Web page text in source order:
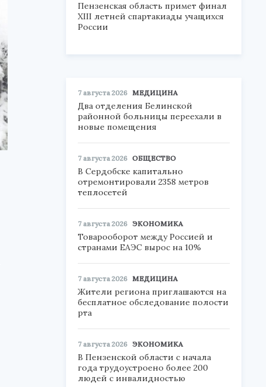
Пензенская область примет финал
XIII летней спартакиады учащихся
России
7 августа 2026 МЕДИЦИНА
Два отделения Белинской
районной больницы переехали в
новые помещения
7 августа 2026 ОБЩЕСТВО
В Сердобске капитально
отремонтировали 2358 метров
теплосетей
7 августа 2026 ЭКОНОМИКА
Товарооборот между Россией и
странами ЕАЭС вырос на 10%
7 августа 2026 МЕДИЦИНА
Жители региона приглашаются на
бесплатное обследование полости
рта
7 августа 2026 ЭКОНОМИКА
В Пензенской области с начала
года трудоустроено более 200
людей с инвалидностью